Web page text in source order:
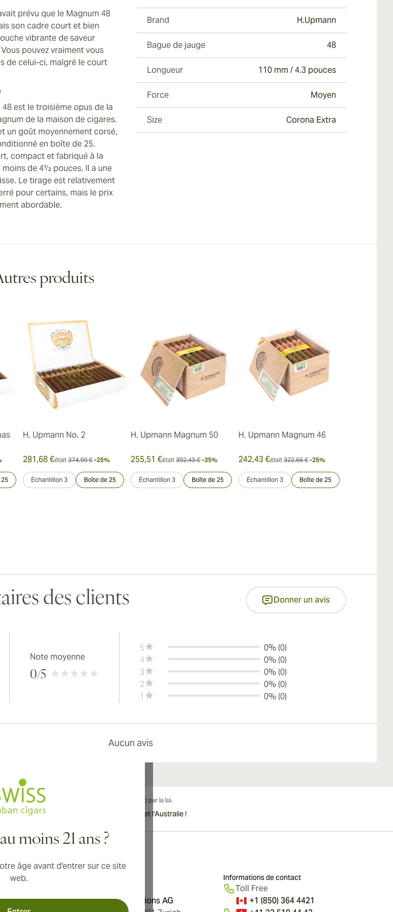
prévu que le Magnum 48
son cadre court et bien
vibrante de saveur
pouvez vraiment vous
de celui-ci, malgré le court
48 est le troisième opus de la
de la maison de cigares.
un goût moyennement corsé,
en boîte de 25.
compact et fabriqué à la
moins de 4½ pouces. Il a une
Le tirage est relativement
pour certains, mais le prix
abordable.
Brand H.Upmann
Bague de jauge 48
Longueur 110 mm / 4.3 pouces
Force Moyen
Size Corona Extra
produits
25
H. Upmann No. 2
281,68 €était 374,99 € -25%
Échantillon 3 Boîte de 25
H. Upmann Magnum 50
255,51 €était 392,43 € -35%
Échantillon 3 Boîte de 25
H. Upmann Magnum 46
242,43 €était 322,66 € -25%
Échantillon 3 Boîte de 25
des clients Donner un avis
Note moyenne
0/5
5
0% (0)
4
0% (0)
3
0% (0)
2
0% (0)
1
0% (0)
Aucun avis
moins 21 ans ?
âge avant d'entrer sur ce site
web.
disponible vers le Canada, le Royaume-Uni et l'Australie !
Aromatica Distributions AG
Informations de contact
Toll Free
+1 (850) 364 4421